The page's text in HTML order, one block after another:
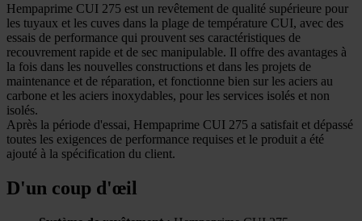
Hempaprime CUI 275 est un revêtement de qualité supérieure pour
les tuyaux et les cuves dans la plage de température CUI, avec des
essais de performance qui prouvent ses caractéristiques de
recouvrement rapide et de sec manipulable. Il offre des avantages à
la fois dans les nouvelles constructions et dans les projets de
maintenance et de réparation, et fonctionne bien sur les aciers au
carbone et les aciers inoxydables, pour les services isolés et non
isolés.
Après la période d'essai, Hempaprime CUI 275 a satisfait et dépassé
toutes les exigences de performance requises et le produit a été
ajouté à la spécification du client.
D'un coup d'œil